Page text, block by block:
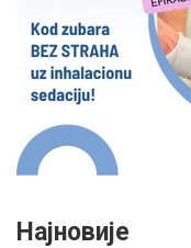
Најновије